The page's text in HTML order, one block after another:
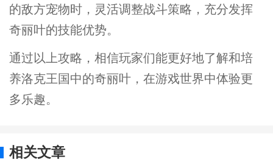
的敌方宠物时，灵活调整战斗策略，充分发挥
奇丽叶的技能优势。
通过以上攻略，相信玩家们能更好地了解和培
养洛克王国中的奇丽叶，在游戏世界中体验更
多乐趣。
相关文章